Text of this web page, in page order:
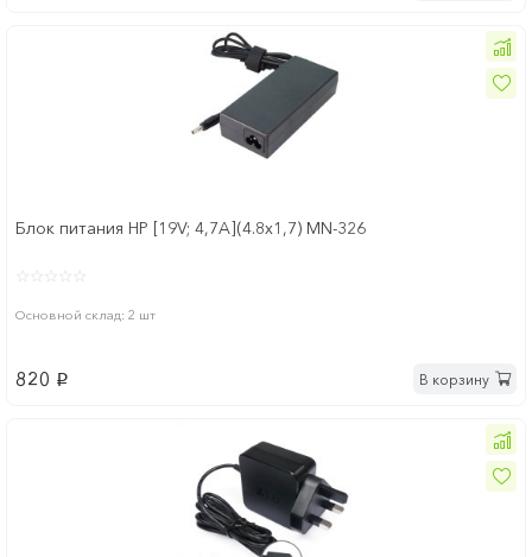
Блок питания HP [19V; 4,7A](4.8x1,7) MN-326
Основной склад: 2 шт
820 p В корзину